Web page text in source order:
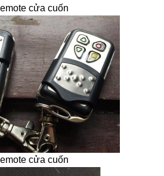
cửa cuốn
cửa cuốn